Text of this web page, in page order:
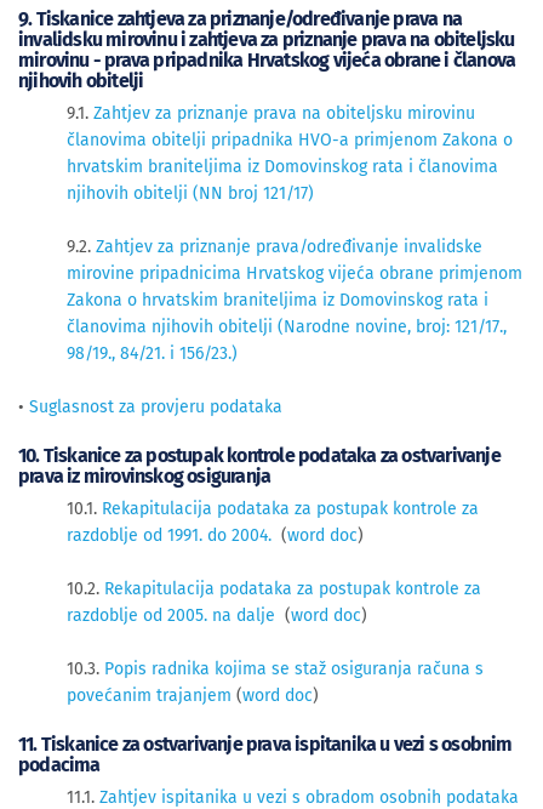
9. Tiskanice zahtjeva za priznanje/određivanje prava na
invalidsku mirovinu i zahtjeva za priznanje prava na obiteljsku
mirovinu - prava pripadnika Hrvatskog vijeća obrane i članova
njihovih obitelji
9.1. Zahtjev za priznanje prava na obiteljsku mirovinu
članovima obitelji pripadnika HVO-a primjenom Zakona o
hrvatskim braniteljima iz Domovinskog rata i članovima
njihovih obitelji (NN broj 121/17)
9.2. Zahtjev za priznanje prava/određivanje invalidske
mirovine pripadnicima Hrvatskog vijeća obrane primjenom
Zakona o hrvatskim braniteljima iz Domovinskog rata i
članovima njihovih obitelji (Narodne novine, broj: 121/17.,
98/19., 84/21. i 156/23.)
• Suglasnost za provjeru podataka
10. Tiskanice za postupak kontrole podataka za ostvarivanje
prava iz mirovinskog osiguranja
10.1. Rekapitulacija podataka za postupak kontrole za
razdoblje od 1991. do 2004. (word doc)
10.2. Rekapitulacija podataka za postupak kontrole za
razdoblje od 2005. na dalje (word doc)
10.3. Popis radnika kojima se staž osiguranja računa s
povećanim trajanjem (word doc)
11. Tiskanice za ostvarivanje prava ispitanika u vezi s osobnim
podacima
11.1. Zahtjev ispitanika u vezi s obradom osobnih podataka